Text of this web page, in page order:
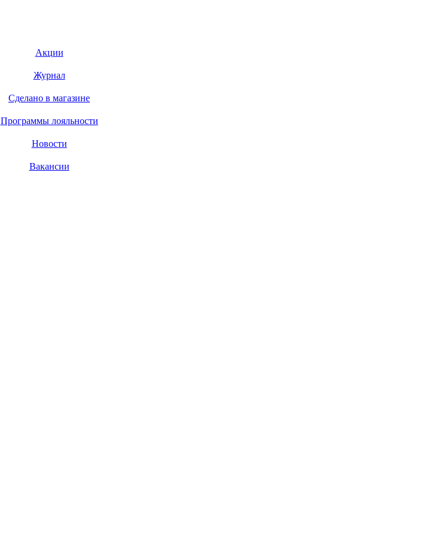
Акции
Журнал
Сделано в магазине
Программы лояльности
Новости
Вакансии